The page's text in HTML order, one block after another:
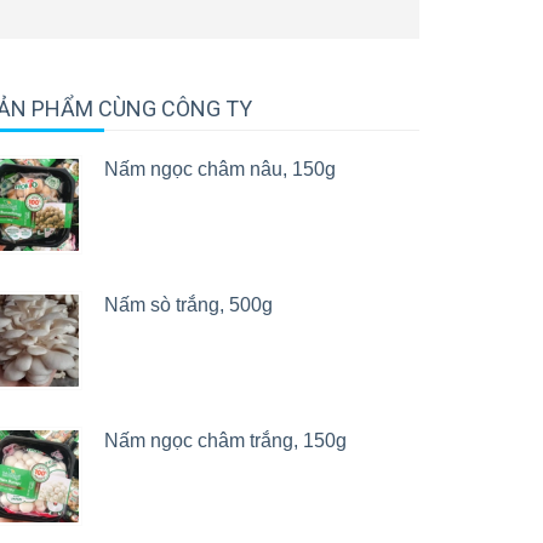
PHẨM CÙNG CÔNG TY
Nấm ngọc châm nâu, 150g
Nấm sò trắng, 500g
Nấm ngọc châm trắng, 150g